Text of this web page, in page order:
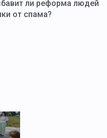
ли реформа людей
от спама?